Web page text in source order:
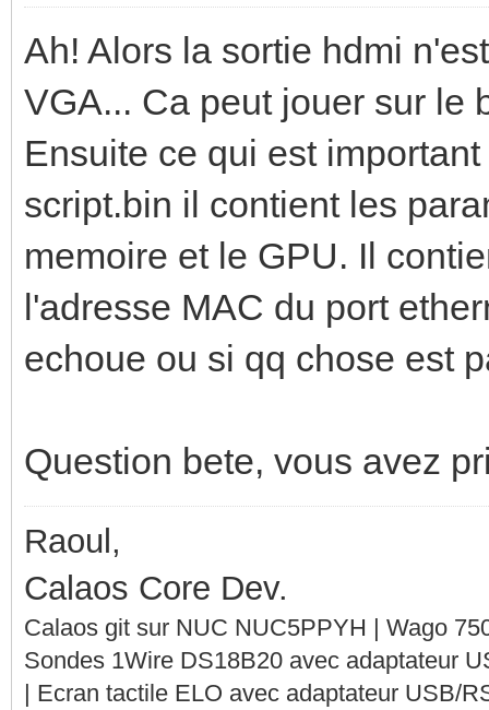
Ah! Alors la sortie hdmi
VGA... Ca peut jouer sur le
Ensuite ce qui est
script.bin il contient les
memoire et le GPU. Il
l'adresse MAC du port
echoue ou si qq chose est
Question bete, vous avez
Raoul,
Calaos Core Dev.
Calaos git sur NUC NUC5PPYH | Wago
Sondes 1Wire DS18B20 avec adaptateur
| Ecran tactile ELO avec adaptateur USB/